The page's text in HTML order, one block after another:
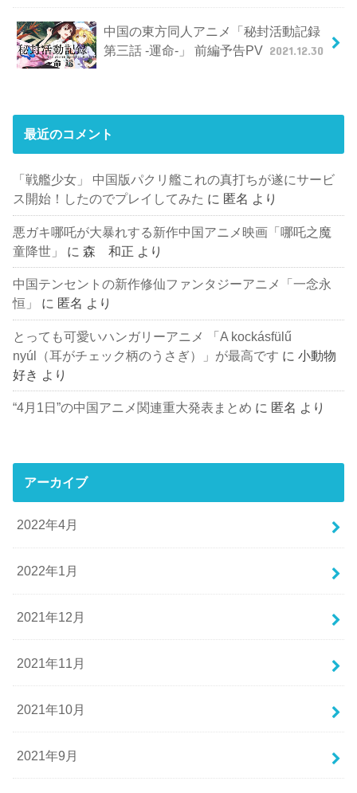
中国の東方同人アニメ「秘封活動記録
第三話 -運命-」 前編予告PV 2021.12.30
最近のコメント
「戦艦少女」 中国版パクリ艦これの真打ちが遂にサービ
ス開始！したのでプレイしてみた に 匿名 より
悪ガキ哪吒が大暴れする新作中国アニメ映画「哪吒之魔
童降世」
に森 和正 より
中国テンセントの新作修仙ファンタジーアニメ「一念永
恒」
に 匿名 より
とっても可愛いハンガリーアニメ 「A kockásfülű
nyúl（耳がチェック柄のうさぎ）」が最高です に小動物
好き より
“4月1日”の中国アニメ関連重大発表まとめ に 匿名 より
アーカイブ
2022年4月
2022年1月
2021年12月
2021年11月
2021年10月
2021年9月